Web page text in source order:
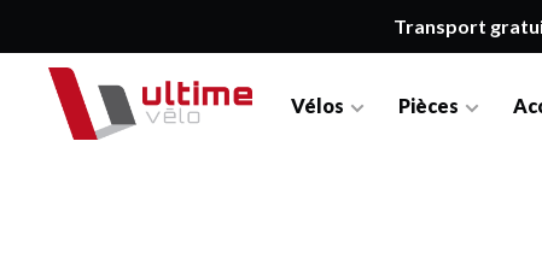
Transport
Vélos Pièces